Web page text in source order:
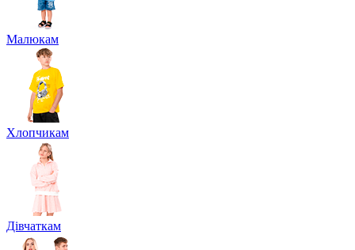
Малюкам
Хлопчикам
Дівчаткам